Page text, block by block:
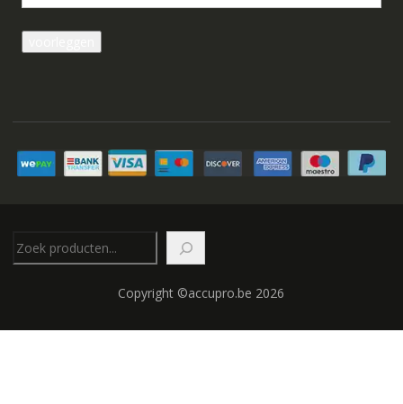
Copyright ©accupro.be 2026